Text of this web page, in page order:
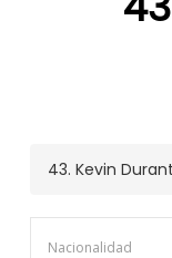
Nacionalidad